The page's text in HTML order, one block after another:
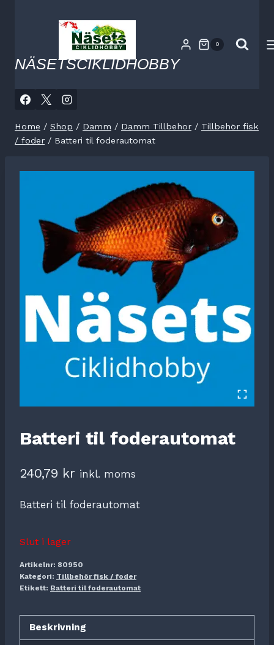
NÄSETSCIKLIDHOBBY
0
Home / Shop / Damm / Damm Tillbehor / Tillbehör fisk
/ foder / Batteri til foderautomat
Batteri til foderautomat
240,79 kr inkl. moms
Batteri til foderautomat
Slut i lager
Artikelnr: 80950
Kategori: Tillbehör fisk / foder
Etikett: Batteri til foderautomat
Beskrivning